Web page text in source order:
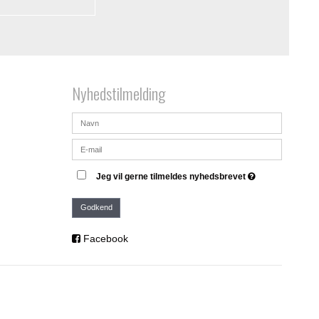
Nyhedstilmelding
Jeg vil gerne tilmeldes nyhedsbrevet
Godkend
Facebook